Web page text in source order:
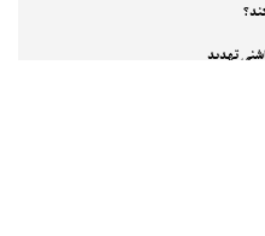
تهدید